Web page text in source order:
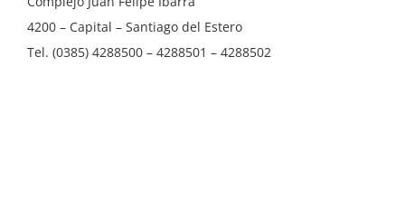
4200 – Capital – Santiago del Estero
Tel. (0385) 4288500 – 4288501 – 4288502